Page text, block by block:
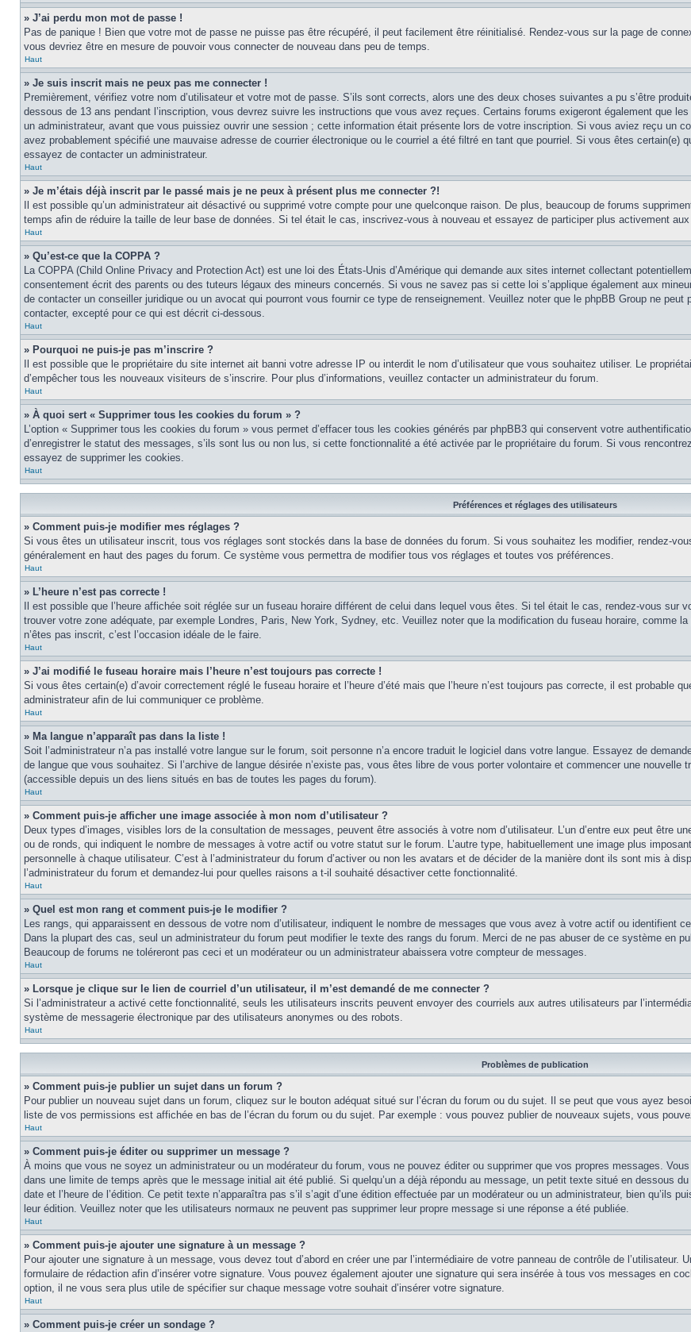
» J’ai perdu mon mot de passe !
Pas de panique ! Bien que votre mot de passe ne puisse pas être récupéré, il peut facilement être réinitialisé. Rendez-vous sur la page de
vous devriez être en mesure de pouvoir vous connecter de nouveau dans peu de temps.
Haut
» Je suis inscrit mais ne peux pas me connecter !
Premièrement, vérifiez votre nom d’utilisateur et votre mot de passe. S’ils sont corrects, alors une des deux choses suivantes a pu s’être
dessous de 13 ans pendant l’inscription, vous devrez suivre les instructions que vous avez reçues. Certains forums exigeront également que
un administrateur, avant que vous puissiez ouvrir une session ; cette information était présente lors de votre inscription. Si vous aviez reçu un
avez probablement spécifié une mauvaise adresse de courrier électronique ou le courriel a été filtré en tant que pourriel. Si vous êtes certain(e)
essayez de contacter un administrateur.
Haut
» Je m’étais déjà inscrit par le passé mais je ne peux à présent plus me connecter ?!
Il est possible qu’un administrateur ait désactivé ou supprimé votre compte pour une quelconque raison. De plus, beaucoup de forums
temps afin de réduire la taille de leur base de données. Si tel était le cas, inscrivez-vous à nouveau et essayez de participer plus activement
Haut
» Qu’est-ce que la COPPA ?
La COPPA (Child Online Privacy and Protection Act) est une loi des États-Unis d’Amérique qui demande aux sites internet collectant
consentement écrit des parents ou des tuteurs légaux des mineurs concernés. Si vous ne savez pas si cette loi s’applique également aux
de contacter un conseiller juridique ou un avocat qui pourront vous fournir ce type de renseignement. Veuillez noter que le phpBB Group ne peut
contacter, excepté pour ce qui est décrit ci-dessous.
Haut
» Pourquoi ne puis-je pas m’inscrire ?
Il est possible que le propriétaire du site internet ait banni votre adresse IP ou interdit le nom d’utilisateur que vous souhaitez utiliser. Le
d’empêcher tous les nouveaux visiteurs de s’inscrire. Pour plus d’informations, veuillez contacter un administrateur du forum.
Haut
» À quoi sert « Supprimer tous les cookies du forum » ?
L’option « Supprimer tous les cookies du forum » vous permet d’effacer tous les cookies générés par phpBB3 qui conservent votre
d’enregistrer le statut des messages, s’ils sont lus ou non lus, si cette fonctionnalité a été activée par le propriétaire du forum. Si vous
essayez de supprimer les cookies.
Haut
Préférences et réglages des utilisateurs
» Comment puis-je modifier mes réglages ?
Si vous êtes un utilisateur inscrit, tous vos réglages sont stockés dans la base de données du forum. Si vous souhaitez les modifier, rendez-
généralement en haut des pages du forum. Ce système vous permettra de modifier tous vos réglages et toutes vos préférences.
Haut
» L’heure n’est pas correcte !
Il est possible que l’heure affichée soit réglée sur un fuseau horaire différent de celui dans lequel vous êtes. Si tel était le cas, rendez-vous sur
trouver votre zone adéquate, par exemple Londres, Paris, New York, Sydney, etc. Veuillez noter que la modification du fuseau horaire, comme
n’êtes pas inscrit, c’est l’occasion idéale de le faire.
Haut
» J’ai modifié le fuseau horaire mais l’heure n’est toujours pas correcte !
Si vous êtes certain(e) d’avoir correctement réglé le fuseau horaire et l’heure d’été mais que l’heure n’est toujours pas correcte, il est probable
administrateur afin de lui communiquer ce problème.
Haut
» Ma langue n’apparaît pas dans la liste !
Soit l’administrateur n’a pas installé votre langue sur le forum, soit personne n’a encore traduit le logiciel dans votre langue. Essayez de
de langue que vous souhaitez. Si l’archive de langue désirée n’existe pas, vous êtes libre de vous porter volontaire et commencer une
(accessible depuis un des liens situés en bas de toutes les pages du forum).
Haut
» Comment puis-je afficher une image associée à mon nom d’utilisateur ?
Deux types d’images, visibles lors de la consultation de messages, peuvent être associés à votre nom d’utilisateur. L’un d’entre eux peut être
ou de ronds, qui indiquent le nombre de messages à votre actif ou votre statut sur le forum. L’autre type, habituellement une image plus
personnelle à chaque utilisateur. C’est à l’administrateur du forum d’activer ou non les avatars et de décider de la manière dont ils sont mis à
l’administrateur du forum et demandez-lui pour quelles raisons a t-il souhaité désactiver cette fonctionnalité.
Haut
» Quel est mon rang et comment puis-je le modifier ?
Les rangs, qui apparaissent en dessous de votre nom d’utilisateur, indiquent le nombre de messages que vous avez à votre actif ou identifient
Dans la plupart des cas, seul un administrateur du forum peut modifier le texte des rangs du forum. Merci de ne pas abuser de ce système en
Beaucoup de forums ne toléreront pas ceci et un modérateur ou un administrateur abaissera votre compteur de messages.
Haut
» Lorsque je clique sur le lien de courriel d’un utilisateur, il m’est demandé de me connecter ?
Si l’administrateur a activé cette fonctionnalité, seuls les utilisateurs inscrits peuvent envoyer des courriels aux autres utilisateurs par
système de messagerie électronique par des utilisateurs anonymes ou des robots.
Haut
Problèmes de publication
» Comment puis-je publier un sujet dans un forum ?
Pour publier un nouveau sujet dans un forum, cliquez sur le bouton adéquat situé sur l’écran du forum ou du sujet. Il se peut que vous ayez
liste de vos permissions est affichée en bas de l’écran du forum ou du sujet. Par exemple : vous pouvez publier de nouveaux sujets, vous
Haut
» Comment puis-je éditer ou supprimer un message ?
À moins que vous ne soyez un administrateur ou un modérateur du forum, vous ne pouvez éditer ou supprimer que vos propres messages.
dans une limite de temps après que le message initial ait été publié. Si quelqu’un a déjà répondu au message, un petit texte situé en dessous
date et l’heure de l’édition. Ce petit texte n’apparaîtra pas s’il s’agit d’une édition effectuée par un modérateur ou un administrateur, bien qu’ils
leur édition. Veuillez noter que les utilisateurs normaux ne peuvent pas supprimer leur propre message si une réponse a été publiée.
Haut
» Comment puis-je ajouter une signature à un message ?
Pour ajouter une signature à un message, vous devez tout d’abord en créer une par l’intermédiaire de votre panneau de contrôle de l’utilisateur.
formulaire de rédaction afin d’insérer votre signature. Vous pouvez également ajouter une signature qui sera insérée à tous vos messages en
option, il ne vous sera plus utile de spécifier sur chaque message votre souhait d’insérer votre signature.
Haut
» Comment puis-je créer un sondage ?